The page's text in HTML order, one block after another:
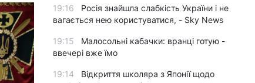
19:16
Росія знайшла слабкість України і не
вагається нею користуватися, - Sky News
19:15
Малосольні кабачки: вранці готую -
ввечері вже їмо
19:14
Відкриття школяра з Японії щодо